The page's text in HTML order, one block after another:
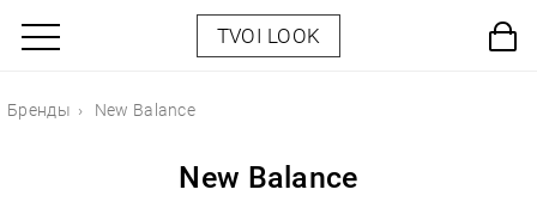
TVOI LOOK
Бренды New Balance
New Balance